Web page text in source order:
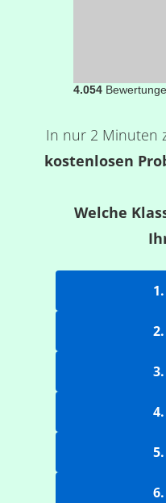
4.054
In nur 2 Minuten
kostenlosen
Welche